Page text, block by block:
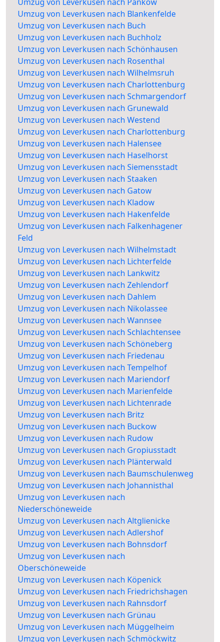
Umzug von Leverkusen nach Blankenfelde
Umzug von Leverkusen nach Buch
Umzug von Leverkusen nach Buchholz
Umzug von Leverkusen nach Schönhausen
Umzug von Leverkusen nach Rosenthal
Umzug von Leverkusen nach Wilhelmsruh
Umzug von Leverkusen nach Charlottenburg
Umzug von Leverkusen nach Schmargendorf
Umzug von Leverkusen nach Grunewald
Umzug von Leverkusen nach Westend
Umzug von Leverkusen nach Charlottenburg
Umzug von Leverkusen nach Halensee
Umzug von Leverkusen nach Haselhorst
Umzug von Leverkusen nach Siemensstadt
Umzug von Leverkusen nach Staaken
Umzug von Leverkusen nach Gatow
Umzug von Leverkusen nach Kladow
Umzug von Leverkusen nach Hakenfelde
Umzug von Leverkusen nach Falkenhagener
Feld
Umzug von Leverkusen nach Wilhelmstadt
Umzug von Leverkusen nach Lichterfelde
Umzug von Leverkusen nach Lankwitz
Umzug von Leverkusen nach Zehlendorf
Umzug von Leverkusen nach Dahlem
Umzug von Leverkusen nach Nikolassee
Umzug von Leverkusen nach Wannsee
Umzug von Leverkusen nach Schlachtensee
Umzug von Leverkusen nach Schöneberg
Umzug von Leverkusen nach Friedenau
Umzug von Leverkusen nach Tempelhof
Umzug von Leverkusen nach Mariendorf
Umzug von Leverkusen nach Marienfelde
Umzug von Leverkusen nach Lichtenrade
Umzug von Leverkusen nach Britz
Umzug von Leverkusen nach Buckow
Umzug von Leverkusen nach Rudow
Umzug von Leverkusen nach Gropiusstadt
Umzug von Leverkusen nach Plänterwald
Umzug von Leverkusen nach Baumschulenweg
Umzug von Leverkusen nach Johannisthal
Umzug von Leverkusen nach
Niederschöneweide
Umzug von Leverkusen nach Altglienicke
Umzug von Leverkusen nach Adlershof
Umzug von Leverkusen nach Bohnsdorf
Umzug von Leverkusen nach
Oberschöneweide
Umzug von Leverkusen nach Köpenick
Umzug von Leverkusen nach Friedrichshagen
Umzug von Leverkusen nach Rahnsdorf
Umzug von Leverkusen nach Grünau
Umzug von Leverkusen nach Müggelheim
Umzug von Leverkusen nach Schmöckwitz